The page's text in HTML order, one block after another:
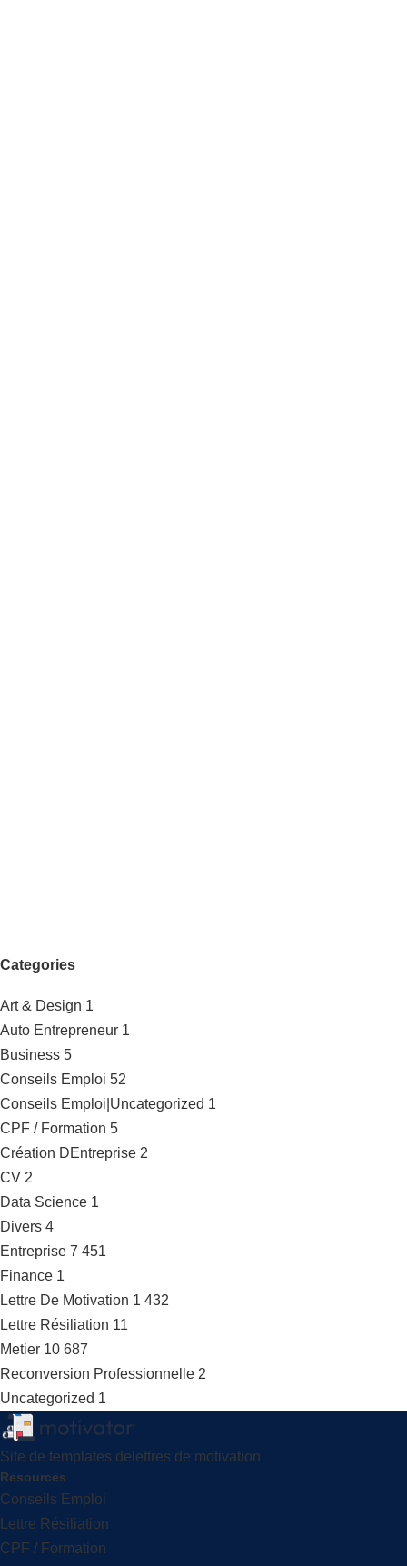
Categories
Art & Design 1
Auto Entrepreneur 1
Business 5
Conseils Emploi 52
Conseils Emploi|Uncategorized 1
CPF / Formation 5
Création DEntreprise 2
CV 2
Data Science 1
Divers 4
Entreprise 7 451
Finance 1
Lettre De Motivation 1 432
Lettre Résiliation 11
Metier 10 687
Reconversion Professionnelle 2
Uncategorized 1
Site de templates delettres de motivation
Resources
Conseils Emploi
Lettre Résiliation
CPF / Formation